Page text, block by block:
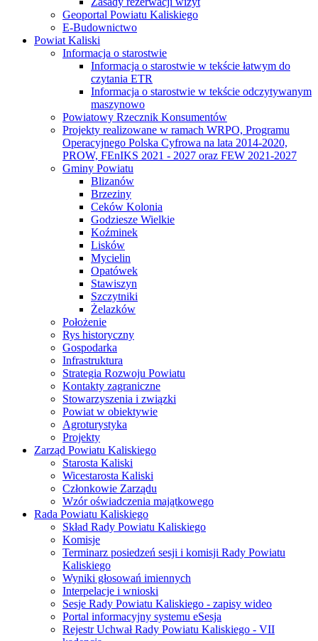
Geoportal Powiatu Kaliskiego
E-Budownictwo
Powiat Kaliski
Informacja o starostwie
Informacja o starostwie w tekście łatwym do
czytania ETR
Informacja o starostwie w tekście odczytywanym
maszynowo
Powiatowy Rzecznik Konsumentów
Projekty realizowane w ramach WRPO, Programu
Operacyjnego Polska Cyfrowa na lata 2014-2020,
PROW, FEnIKS 2021 - 2027 oraz FEW 2021-2027
Gminy Powiatu
Blizanów
Brzeziny
Ceków Kolonia
Godziesze Wielkie
Koźminek
Lisków
Mycielin
Opatówek
Stawiszyn
Szczytniki
Żelazków
Położenie
Rys historyczny
Gospodarka
Infrastruktura
Strategia Rozwoju Powiatu
Kontakty zagraniczne
Stowarzyszenia i związki
Powiat w obiektywie
Agroturystyka
Projekty
Zarząd Powiatu Kaliskiego
Starosta Kaliski
Wicestarosta Kaliski
Członkowie Zarządu
Wzór oświadczenia majątkowego
Rada Powiatu Kaliskiego
Skład Rady Powiatu Kaliskiego
Komisje
Terminarz posiedzeń sesji i komisji Rady Powiatu
Kaliskiego
Wyniki głosowań imiennych
Interpelacje i wnioski
Sesje Rady Powiatu Kaliskiego - zapisy wideo
Portal informacyjny systemu eSesja
Rejestr Uchwał Rady Powiatu Kaliskiego - VII